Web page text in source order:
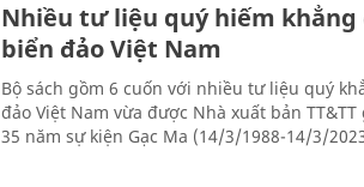
Nhiều tư liệu quý hiếm khẳng
biển đảo Việt Nam
Bộ sách gồm 6 cuốn với nhiều tư liệu quý
đảo Việt Nam vừa được Nhà xuất bản
35 năm sự kiện Gạc Ma (14/3/1988-14/3/